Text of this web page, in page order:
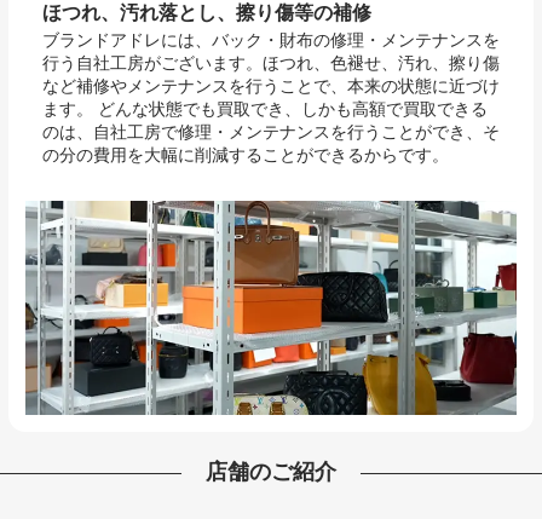
ほつれ、汚れ落とし、擦り傷等の補修
ブランドアドレには、バック・財布の修理・メンテナンスを
行う自社工房がございます。ほつれ、色褪せ、汚れ、擦り傷
など補修やメンテナンスを行うことで、本来の状態に近づけ
ます。 どんな状態でも買取でき、しかも高額で買取できる
のは、自社工房で修理・メンテナンスを行うことができ、そ
の分の費用を大幅に削減することができるからです。
店舗のご紹介